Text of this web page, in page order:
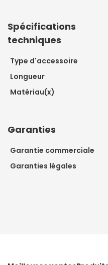
Spécifications
techniques
Type d'accessoire
Longueur
Matériau(x)
Garanties
Garantie commerciale
Garanties légales